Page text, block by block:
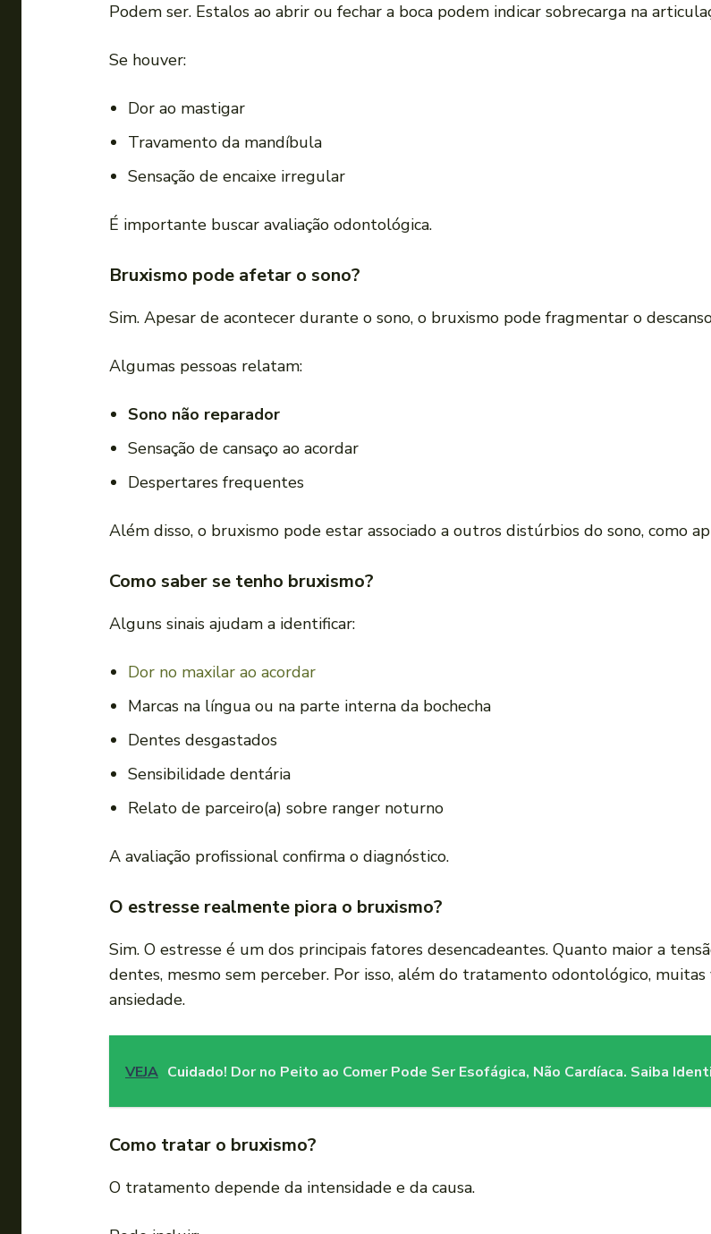
Podem ser. Estalos ao abrir ou fechar a boca podem indicar sobrecarga na
Se houver:
Dor ao mastigar
Travamento da mandíbula
Sensação de encaixe irregular
É importante buscar avaliação odontológica.
Bruxismo pode afetar o sono?
Sim. Apesar de acontecer durante o sono, o bruxismo pode fragmentar o
Algumas pessoas relatam:
Sono não reparador
Sensação de cansaço ao acordar
Despertares frequentes
Além disso, o bruxismo pode estar associado a outros distúrbios do sono, como
Como saber se tenho bruxismo?
Alguns sinais ajudam a identificar:
Dor no maxilar ao acordar
Marcas na língua ou na parte interna da bochecha
Dentes desgastados
Sensibilidade dentária
Relato de parceiro(a) sobre ranger noturno
A avaliação profissional confirma o diagnóstico.
O estresse realmente piora o bruxismo?
Sim. O estresse é um dos principais fatores desencadeantes. Quanto maior a
dentes, mesmo sem perceber. Por isso, além do tratamento odontológico,
ansiedade.
VEJA Cuidado! Dor no Peito ao Comer Pode Ser Esofágica, Não Cardíaca. Saiba
Como tratar o bruxismo?
O tratamento depende da intensidade e da causa.